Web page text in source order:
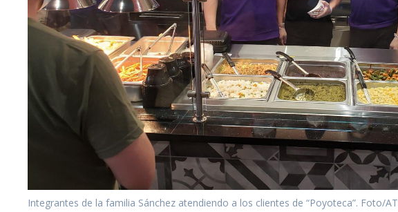
Integrantes de la familia Sánchez atendiendo a los clientes de “Poyoteca”. Foto/AT